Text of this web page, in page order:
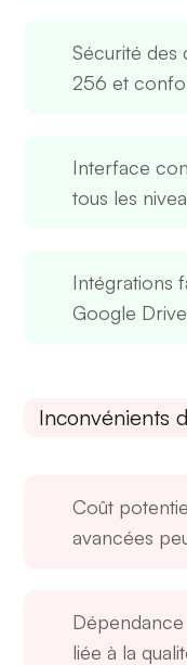
Sécurité des
256 et
Interface
tous les
Intégrations
Google
Inconvénients
Coût
avancées
liée à la